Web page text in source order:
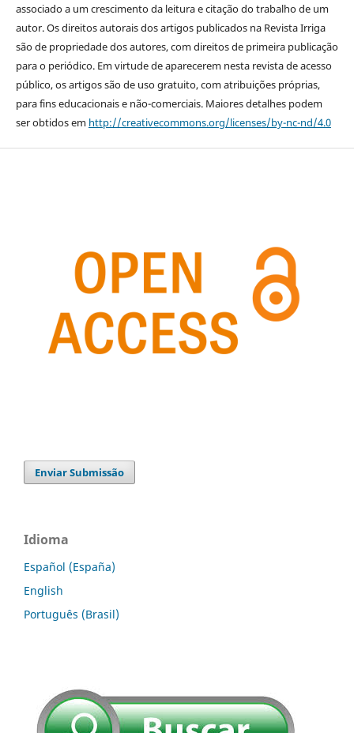
associado a um crescimento da leitura e citação do trabalho de um
autor. Os direitos autorais dos artigos publicados na Revista Irriga
são de propriedade dos autores, com direitos de primeira publicação
para o periódico. Em virtude de aparecerem nesta revista de acesso
público, os artigos são de uso gratuito, com atribuições próprias,
para fins educacionais e não-comerciais. Maiores detalhes podem
ser obtidos em http://creativecommons.org/licenses/by-nc-nd/4.0
Enviar Submissão
Idioma
Español (España)
English
Português (Brasil)